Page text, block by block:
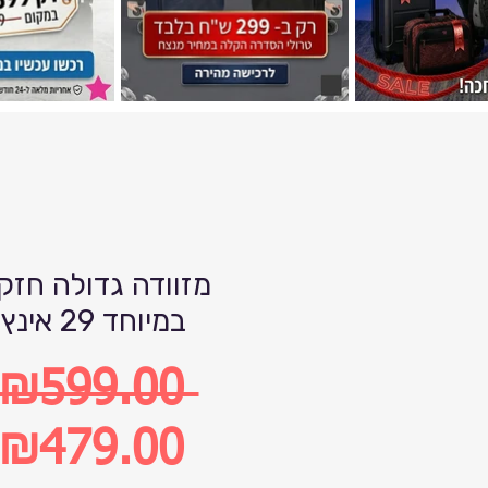
מזוודה גדולה
במיוחד 29 אינץ